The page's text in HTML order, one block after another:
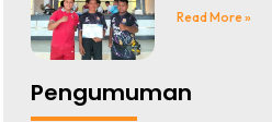
Read More »
Pengumuman